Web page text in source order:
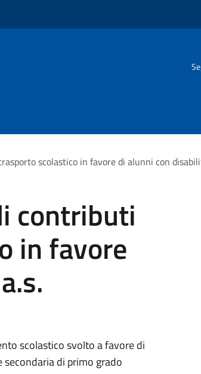
scolastico in favore di alunni con
contributi
in favore
scolastico svolto a favore di
di primo grado